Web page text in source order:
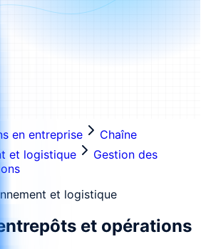
en entreprise
Chaîne
et logistique
Gestion des
et logistique
et opérations